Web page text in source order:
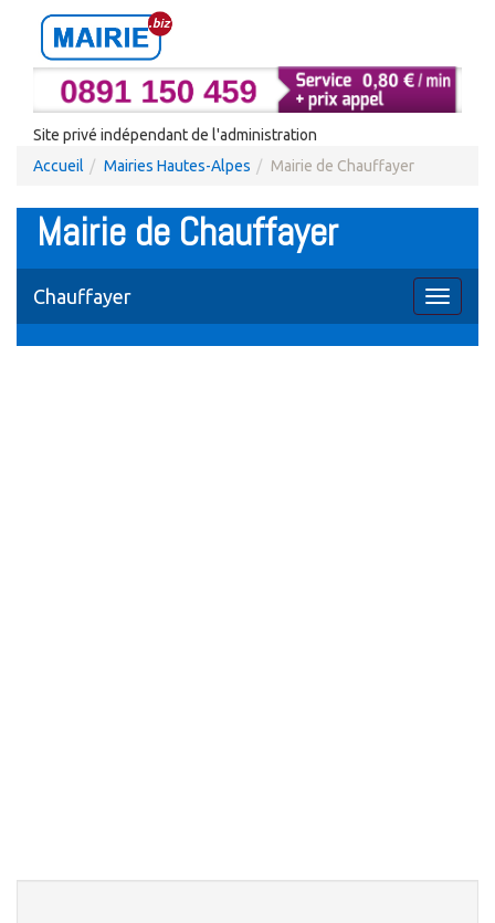
Site privé indépendant de l'administration
Accueil
Mairies Hautes-Alpes Mairie de Chauffayer
Mairie de Chauffayer
Toggle
Chauffayer